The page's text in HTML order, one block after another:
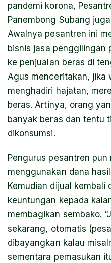
pandemi korona,
Panembong Subang
Awalnya pesantren ini
bisnis jasa penggilingan
ke penjualan beras di
Agus menceritakan, jika
menghadiri hajatan,
beras. Artinya, orang
banyak beras dan tentu
dikonsumsi.
Pengurus pesantren
menggunakan dana
Kemudian dijual kembali
keuntungan kepada
membagikan sembako.
sekarang, otomatis
dibayangkan kalau
sementara pemasukan